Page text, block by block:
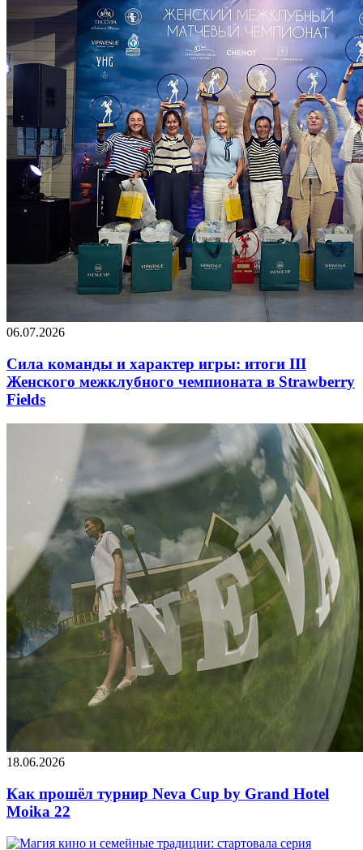
06.07.2026
Сила команды и характер игры: итоги III
Женского межклубного чемпионата в Strawberry
Fields
18.06.2026
Как прошёл турнир Neva Cup by Grand Hotel
Moika 22